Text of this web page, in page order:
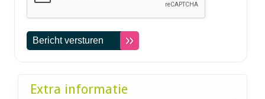
Extra informatie